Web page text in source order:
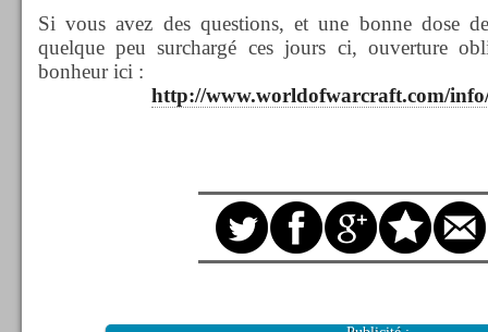
Si vous avez des questions, et une bonne dose
quelque peu surchargé ces jours ci, ouverture
bonheur ici :
http://www.worldofwarcraft.com/